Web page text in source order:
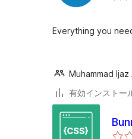
Everything you
Muhammad Ijaz
有効インストー